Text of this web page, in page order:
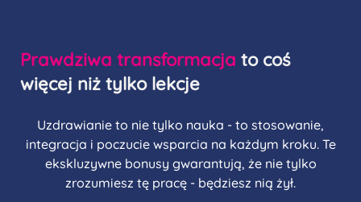
Prawdziwa transformacja to coś
więcej niż tylko lekcje
Uzdrawianie to nie tylko nauka - to stosowanie,
integracja i poczucie wsparcia na każdym kroku. Te
ekskluzywne bonusy gwarantują, że nie tylko
zrozumiesz tę pracę - będziesz nią żył.